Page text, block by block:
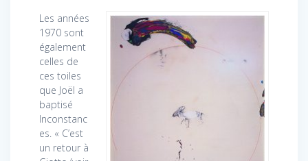
Les années
1970 sont
également
celles de
ces toiles
que Joël a
baptisé
Inconstanc
es. « C’est
un retour à